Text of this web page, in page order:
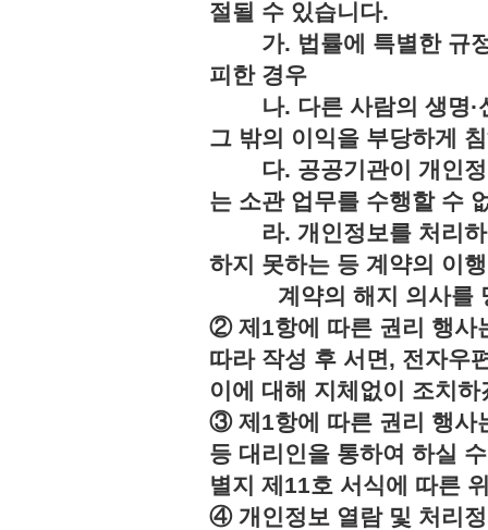
절될 수 있습니다.
가. 법률에 특별한 규정
피한 경우
나. 다른 사람의 생명·
그 밖의 이익을 부당하게
다. 공공기관이 개인정
는 소관 업무를 수행할 수
라. 개인정보를 처리하
하지 못하는 등 계약의 이
계약의 해지 의사를 명
② 제1항에 따른 권리 행사
따라 작성 후 서면, 전자우
이에 대해 지체없이 조치하
③ 제1항에 따른 권리 행사
등 대리인을 통하여 하실
별지 제11호 서식에 따른
④ 개인정보 열람 및 처리